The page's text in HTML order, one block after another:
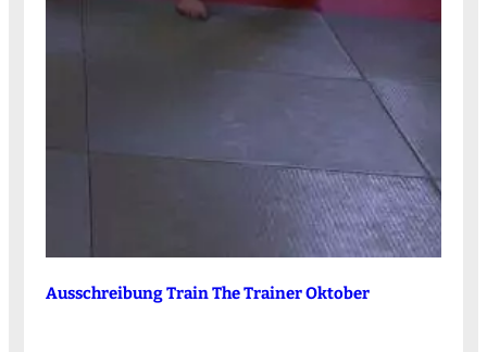
Ausschreibung Train The Trainer Oktober